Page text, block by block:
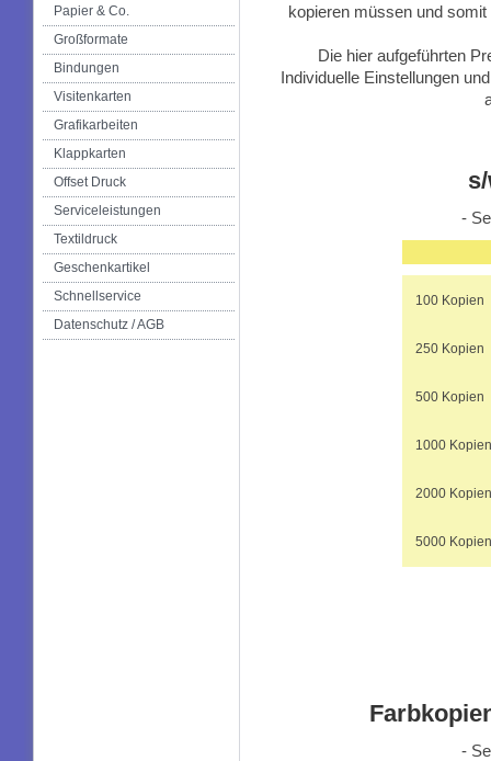
Papier & Co.
Großformate
Bindungen
Visitenkarten
Grafikarbeiten
Klappkarten
Offset Druck
Serviceleistungen
Textildruck
Geschenkartikel
Schnellservice
Datenschutz / AGB
kopieren müssen und
Die hier aufgeführten
Individuelle Einstellungen
-
100 Kopien
250 Kopien
500 Kopien
1000 Kopien
2000 Kopien
5000 Kopien
-